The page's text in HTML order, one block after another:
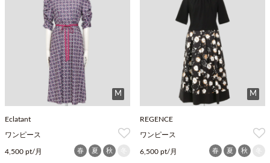
M
Eclatant
ワンピース
4,500 pt/月 春 夏 秋
M
REGENCE
ワンピース
6,500 pt/月 春 夏 秋